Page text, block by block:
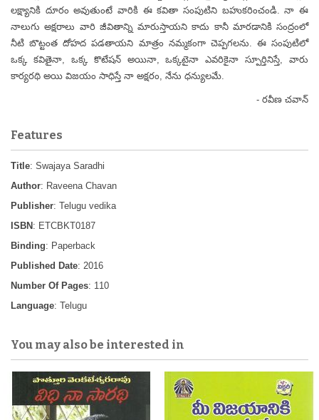
లక్ష్యానికి దూరం అవుతుంటే వారికి ఈ కవితా సంపుటిని బహుకరించండి. నా ఈ
నాలుగు అక్షరాలు వారి జీవితాన్ని మారుస్తాయని కాదు కానీ మారడానికి సంద్రంలో
నీటి బొట్టంత దోహద పడతాయని మాత్రం నమ్మకంగా చెప్పగలను. ఈ సంపుటిలో
ఒక్క కవితైనా, ఒక్క కొటేషన్ అయినా, ఒక్కటైనా ఎవరికైనా స్పూర్తినిస్తే, వారు
కార్యరథి అయి విజయం సాధిస్తే నా అక్షరం, నేను ధన్యులమే.
- రవీణ చవాన్
Features
Title: Swajaya Saradhi
Author: Raveena Chavan
Publisher: Telugu vedika
ISBN : ETCBKT0187
Binding: Paperback
Published Date: 2016
Number Of Pages: 110
Language: Telugu
You may also be interested in